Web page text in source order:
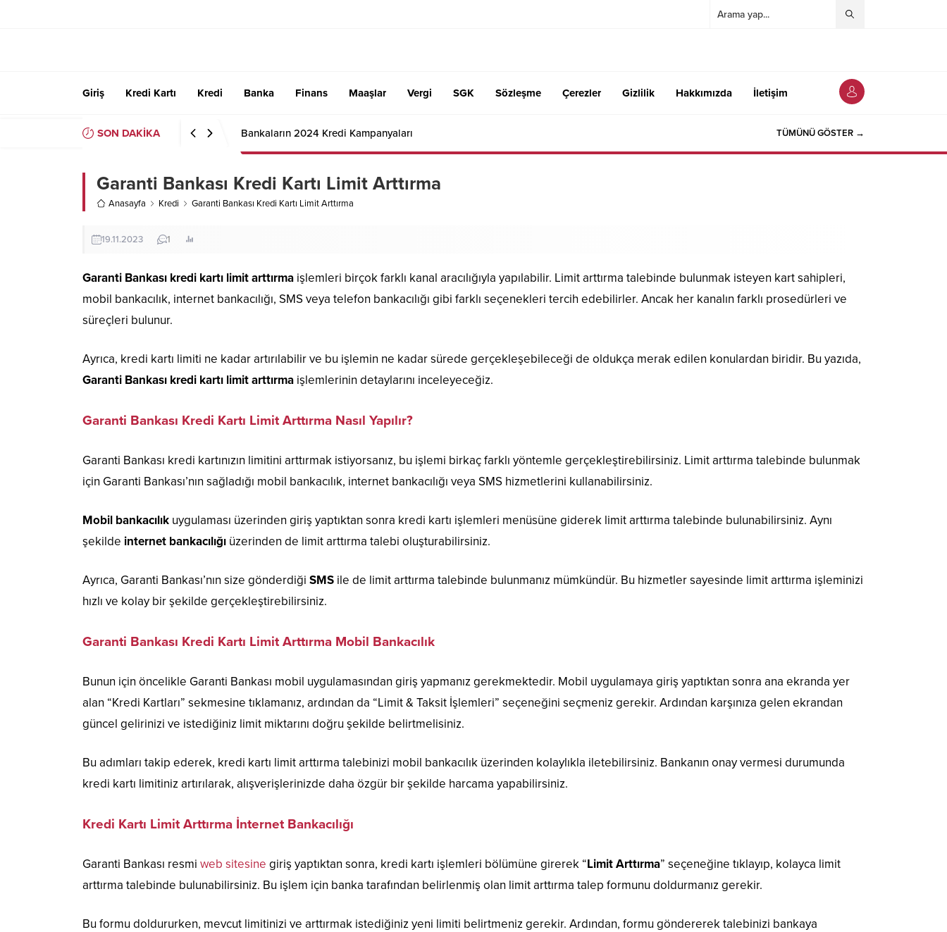
Giriş Kredi Kartı Kredi Banka Finans Maaşlar Vergi SGK Sözleşme Çerezler Gizlilik Hakkımızda İletişim
SON DAKİKA Bankaların 2024 Kredi Kampanyaları TÜMÜNÜ GÖSTER →
Garanti Bankası Kredi Kartı Limit Arttırma
Anasayfa Kredi Garanti Bankası Kredi Kartı Limit Arttırma
19.11.2023 1
Garanti Bankası kredi kartı limit arttırma işlemleri birçok farklı kanal aracılığıyla yapılabilir. Limit arttırma talebinde bulunmak isteyen kart sahipleri,
mobil bankacılık, internet bankacılığı, SMS veya telefon bankacılığı gibi farklı seçenekleri tercih edebilirler. Ancak her kanalın farklı prosedürleri ve
süreçleri bulunur.
Ayrıca, kredi kartı limiti ne kadar artırılabilir ve bu işlemin ne kadar sürede gerçekleşebileceği de oldukça merak edilen konulardan biridir. Bu yazıda,
Garanti Bankası kredi kartı limit arttırma işlemlerinin detaylarını inceleyeceğiz.
Garanti Bankası Kredi Kartı Limit Arttırma Nasıl Yapılır?
Garanti Bankası kredi kartınızın limitini arttırmak istiyorsanız, bu işlemi birkaç farklı yöntemle gerçekleştirebilirsiniz. Limit arttırma talebinde bulunmak
için Garanti Bankası’nın sağladığı mobil bankacılık, internet bankacılığı veya SMS hizmetlerini kullanabilirsiniz.
Mobil bankacılık uygulaması üzerinden giriş yaptıktan sonra kredi kartı işlemleri menüsüne giderek limit arttırma talebinde bulunabilirsiniz. Aynı
şekilde internet bankacılığı üzerinden de limit arttırma talebi oluşturabilirsiniz.
Ayrıca, Garanti Bankası’nın size gönderdiği SMS ile de limit arttırma talebinde bulunmanız mümkündür. Bu hizmetler sayesinde limit arttırma işleminizi
hızlı ve kolay bir şekilde gerçekleştirebilirsiniz.
Garanti Bankası Kredi Kartı Limit Arttırma Mobil Bankacılık
Bunun için öncelikle Garanti Bankası mobil uygulamasından giriş yapmanız gerekmektedir. Mobil uygulamaya giriş yaptıktan sonra ana ekranda yer
alan “Kredi Kartları” sekmesine tıklamanız, ardından da “Limit & Taksit İşlemleri” seçeneğini seçmeniz gerekir. Ardından karşınıza gelen ekrandan
güncel gelirinizi ve istediğiniz limit miktarını doğru şekilde belirtmelisiniz.
Bu adımları takip ederek, kredi kartı limit arttırma talebinizi mobil bankacılık üzerinden kolaylıkla iletebilirsiniz. Bankanın onay vermesi durumunda
kredi kartı limitiniz artırılarak, alışverişlerinizde daha özgür bir şekilde harcama yapabilirsiniz.
Kredi Kartı Limit Arttırma İnternet Bankacılığı
Garanti Bankası resmi web sitesine giriş yaptıktan sonra, kredi kartı işlemleri bölümüne girerek “Limit Arttırma” seçeneğine tıklayıp, kolayca limit
arttırma talebinde bulunabilirsiniz. Bu işlem için banka tarafından belirlenmiş olan limit arttırma talep formunu doldurmanız gerekir.
Bu formu doldururken, mevcut limitinizi ve arttırmak istediğiniz yeni limiti belirtmeniz gerekir. Ardından, formu göndererek talebinizi bankaya